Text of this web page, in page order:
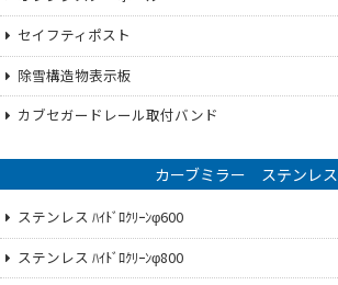
セイフティポスト
除雪構造物表示板
カブセガードレール取付バンド
カーブミラー ステンレス
ステンレス ﾊｲﾄﾞﾛｸﾘｰﾝφ600
ステンレス ﾊｲﾄﾞﾛｸﾘｰﾝφ800